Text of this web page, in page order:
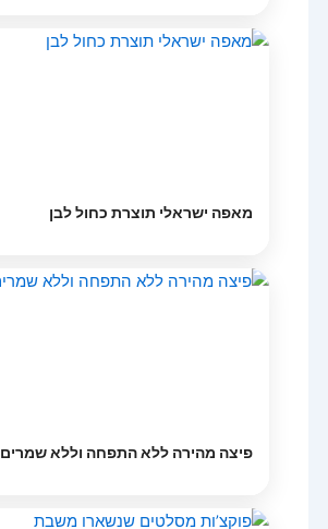
מאפה ישראלי תוצרת כחול לבן
פיצה מהירה ללא התפחה וללא שמרים